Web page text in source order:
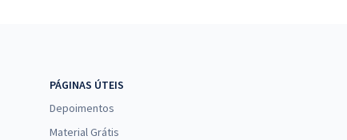
PÁGINAS ÚTEIS
Depoimentos
Material Grátis